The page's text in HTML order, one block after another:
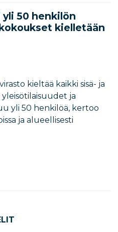
50 henkilön
kielletään
kieltää kaikki sisä- ja
ja
yli 50 henkilöä, kertoo
ja alueellisesti